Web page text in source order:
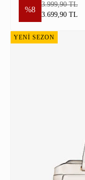
%8
3.999,90 TL
3.699,90 TL
YENİ SEZON